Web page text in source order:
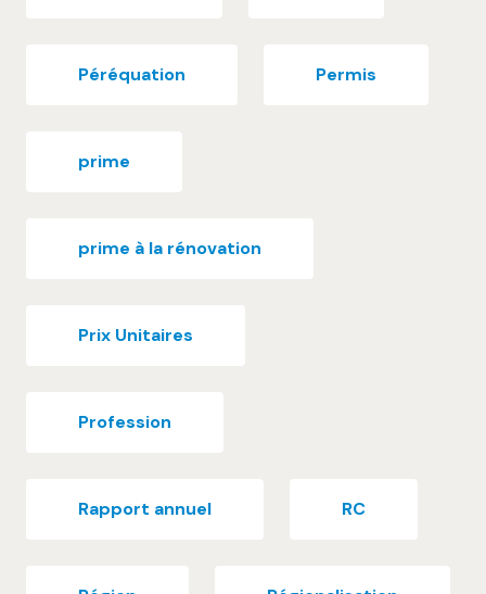
Péréquation Permis
prime
prime à la rénovation
Prix Unitaires
Profession
Rapport annuel RC